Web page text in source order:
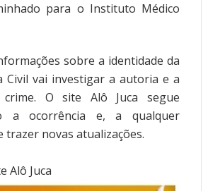
para o Instituto Médico
sobre a identidade da
Civil vai investigar a autoria e a
crime. O site Alô Juca segue
a ocorrência e, a qualquer
trazer novas atualizações.
Alô Juca